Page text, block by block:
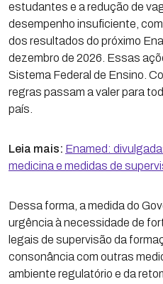
estudantes e a redução de
desempenho insuficiente,
dos resultados do próximo
dezembro de 2026. Essas
Sistema Federal de Ensino.
regras passam a valer para
país.
Leia mais: Enamed:
medicina e medidas de
Dessa forma, a medida do
urgência à necessidade de
legais de supervisão da
consonância com outras
ambiente regulatório e da